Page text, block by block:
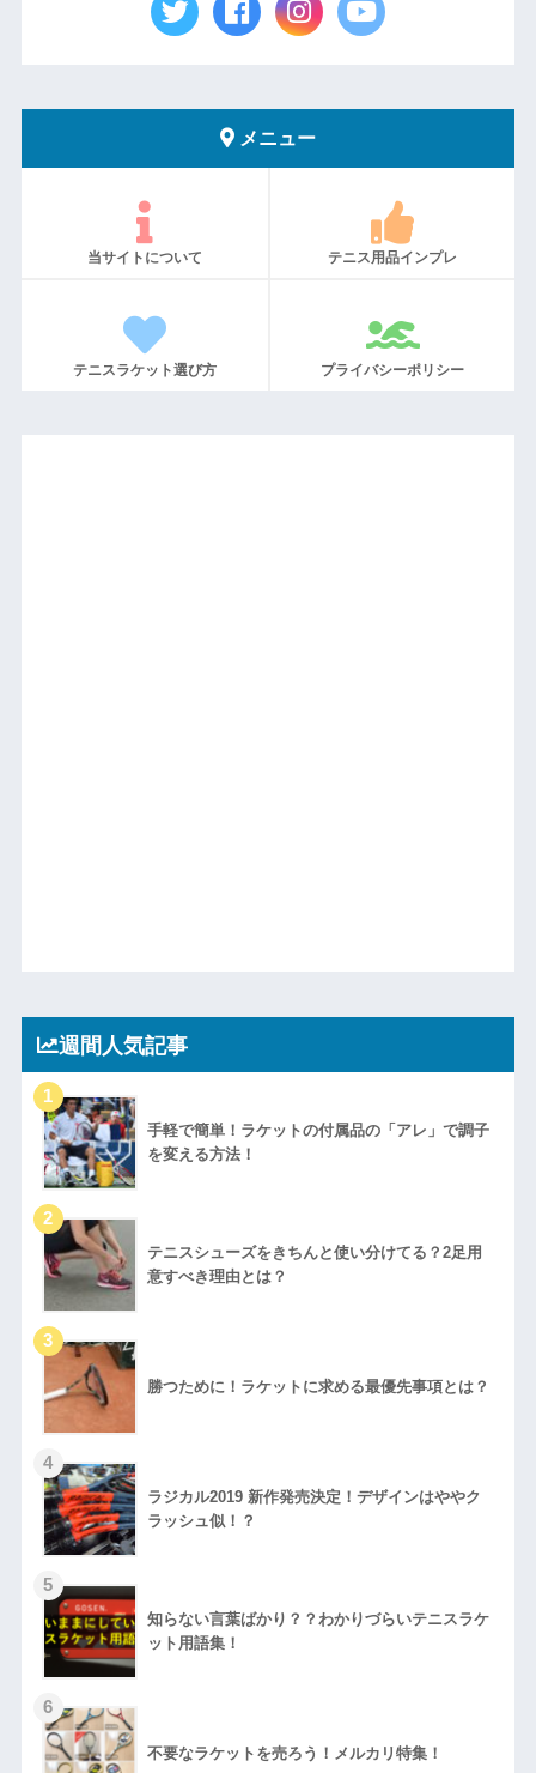
メニュー
当サイトについて テニス用品インプレ
テニスラケット選び方 プライバシーポリシー
週間人気記事
手軽で簡単！ラケットの付属品の「アレ」で調子
を変える方法！
テニスシューズをきちんと使い分けてる？2足用
意すべき理由とは？
勝つために！ラケットに求める最優先事項とは？
ラジカル2019 新作発売決定！デザインはややク
ラッシュ似！？
知らない言葉ばかり？？わかりづらいテニスラケ
ット用語集！
不要なラケットを売ろう！メルカリ特集！